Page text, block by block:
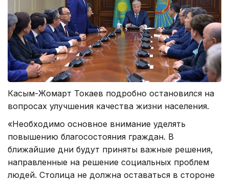
Касым-Жомарт Токаев подробно остановился на
вопросах улучшения качества жизни населения.
«Необходимо основное внимание уделять
повышению благосостояния граждан. В
ближайшие дни будут приняты важные решения,
направленные на решение социальных проблем
людей. Столица не должна оставаться в стороне